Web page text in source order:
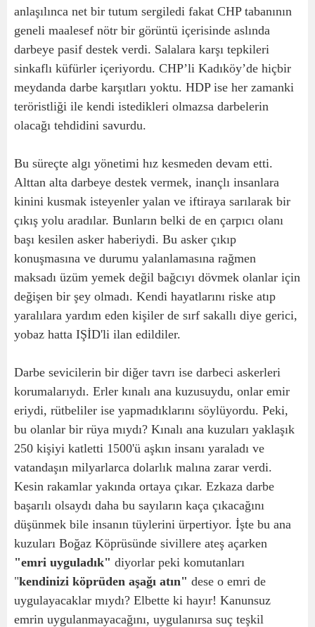
anlaşılınca net bir tutum sergiledi fakat CHP tabanının
geneli maalesef nötr bir görüntü içerisinde aslında
darbeye pasif destek verdi. Salalara karşı tepkileri
sinkaflı küfürler içeriyordu. CHP’li Kadıköy’de hiçbir
meydanda darbe karşıtları yoktu. HDP ise her zamanki
teröristliği ile kendi istedikleri olmazsa darbelerin
olacağı tehdidini savurdu.
Bu süreçte algı yönetimi hız kesmeden devam etti.
Alttan alta darbeye destek vermek, inançlı insanlara
kinini kusmak isteyenler yalan ve iftiraya sarılarak bir
çıkış yolu aradılar. Bunların belki de en çarpıcı olanı
başı kesilen asker haberiydi. Bu asker çıkıp
konuşmasına ve durumu yalanlamasına rağmen
maksadı üzüm yemek değil bağcıyı dövmek olanlar için
değişen bir şey olmadı. Kendi hayatlarını riske atıp
yaralılara yardım eden kişiler de sırf sakallı diye gerici,
yobaz hatta IŞİD'li ilan edildiler.
Darbe sevicilerin bir diğer tavrı ise darbeci askerleri
korumalarıydı. Erler kınalı ana kuzusuydu, onlar emir
eriydi, rütbeliler ise yapmadıklarını söylüyordu. Peki,
bu olanlar bir rüya mıydı? Kınalı ana kuzuları yaklaşık
250 kişiyi katletti 1500'ü aşkın insanı yaraladı ve
vatandaşın milyarlarca dolarlık malına zarar verdi.
Kesin rakamlar yakında ortaya çıkar. Ezkaza darbe
başarılı olsaydı daha bu sayıların kaça çıkacağını
düşünmek bile insanın tüylerini ürpertiyor. İşte bu ana
kuzuları Boğaz Köprüsünde sivillere ateş açarken
"emri uyguladık" diyorlar peki komutanları
"kendinizi köprüden aşağı atın" dese o emri de
uygulayacaklar mıydı? Elbette ki hayır! Kanunsuz
emrin uygulanmayacağını, uygulanırsa suç teşkil